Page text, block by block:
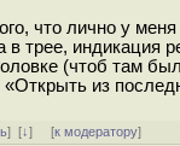
что лично у
трее, индикация
(чтоб там
из
][↓] [к модератору]